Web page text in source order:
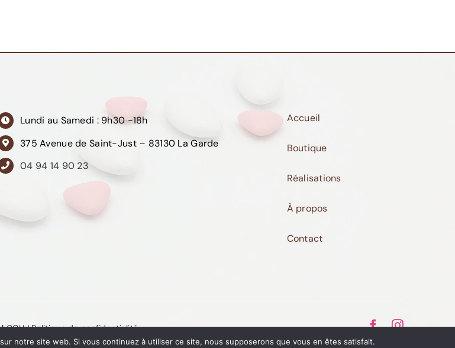
options
la
du
Lundi au Samedi : 9h30 -18h
375 Avenue de Saint-Just – 83130 La Garde
04 94 14 90 23
Accueil
Boutique
Réalisations
À propos
Contact
CGU|Politique de confidentialité
notre site web. Si vous continuez à utiliser ce site, nous supposerons que vous en êtes satisfait.